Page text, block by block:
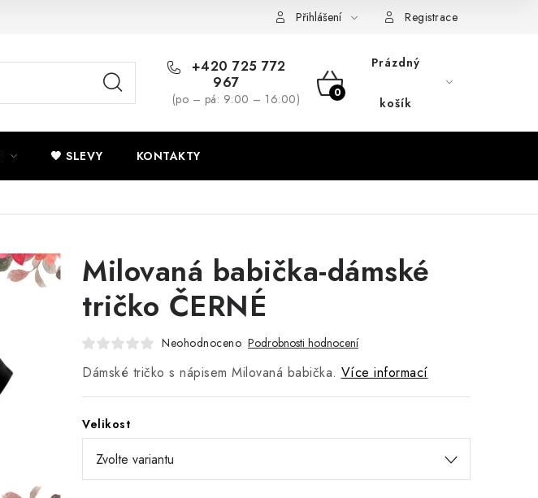
GDPR + cookies
Přihlášení Registrace
+420 725 772
967
(po – pá: 9:00 – 16:00)
NÁKUPNÍ
Prázdný
košík
🖤 SLEVY KONTAKTY
Milovaná babička-dámské
tričko ČERNÉ
Neohodnoceno Podrobnosti hodnocení
Dámské tričko s nápisem Milovaná babička. Více informací
Velikost